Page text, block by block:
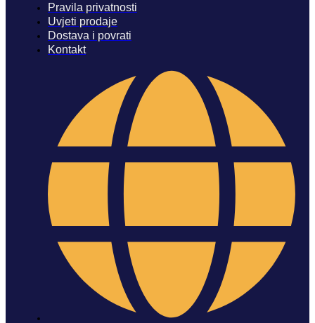
Pravila privatnosti
Uvjeti prodaje
Dostava i povrati
Kontakt